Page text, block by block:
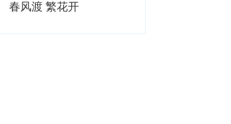
春风渡 繁花开